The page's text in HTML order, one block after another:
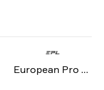
European Pro League: Series 3 2025